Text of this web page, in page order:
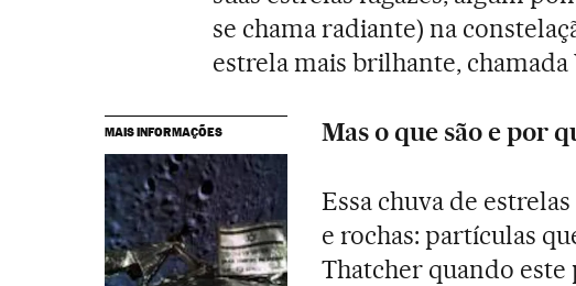
se chama radiante) na
estrela mais brilhante, chamada
MAIS INFORMAÇÕES Mas o que são e por
Essa chuva de
e rochas: partículas
Thatcher quando este